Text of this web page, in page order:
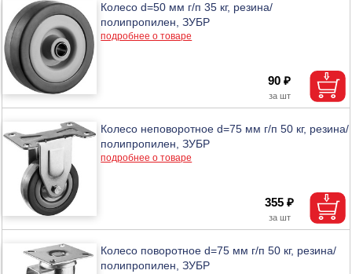
Колесо d=50 мм г/п 35 кг, резина/
полипропилен, ЗУБР
подробнее о товаре
90 ₽
Колесо неповоротное d=75 мм г/п 50 кг, резина/
полипропилен, ЗУБР
подробнее о товаре
355 ₽
Колесо поворотное d=75 мм г/п 50 кг, резина/
полипропилен, ЗУБР